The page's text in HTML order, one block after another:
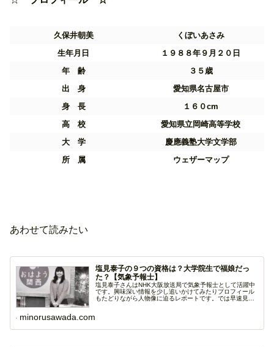
久保井朝美
くぼいあさみ
生年月日
１９８８年９月２０日
年 齢
３５歳
出 身
愛知県名古屋市
身 長
１６０cm
高 校
愛知県立岡崎高等学校
大 学
慶應義塾大学文学部
所 属
ウェザーマップ
あわせて読みたい
塩見泰子の９つの資格は？大学院生で福娘だっ
た？【気象予報士】
塩見泰子さんはNHK大阪放送局で気象予報士として活躍中
です。興味深い情報を少し追いかけてみたりプロフィール
もたどりながら人物像に迫るレポートです。では早速見て
minorusawada.com